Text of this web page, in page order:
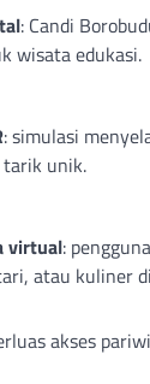
: Candi
wisata edukasi.
: simulasi
unik.
virtual:
atau kuliner
akses